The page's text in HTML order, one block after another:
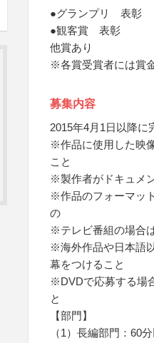
●グランプリ 表彰
●観客賞 表彰
他賞あり
※各賞受賞者には賞
募集内容
2015年4月1日以降に
※作品に使用した映
こと
※製作者がドキュメ
※作品のフォーマッ
の
※テレビ番組の場合
※海外作品や日本語
幕をつけること
※DVDで応募する場
と
【部門】
（1）長編部門：60